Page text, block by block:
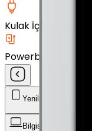
Kulak İçi Kulaklık
Powerbank
Yenilenmiş Telefon
Bilgisayar / Tablet